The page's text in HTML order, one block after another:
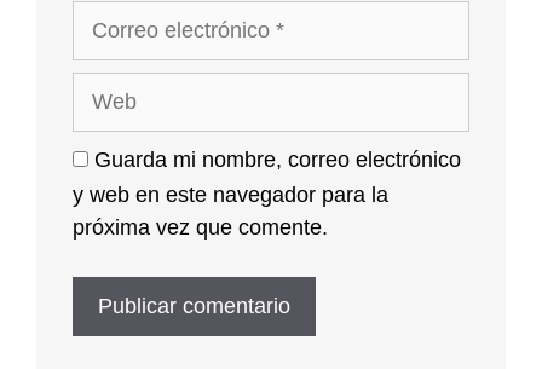
Guarda mi nombre, correo electrónico
y web en este navegador para la
próxima vez que comente.